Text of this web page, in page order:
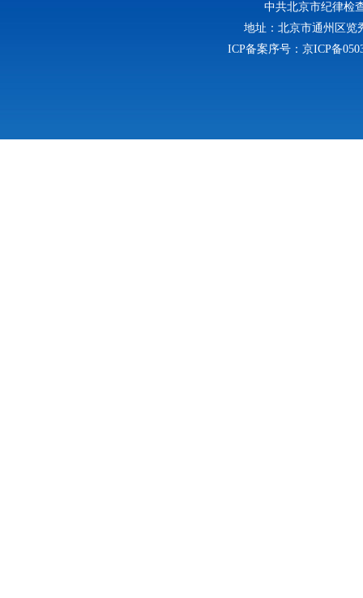
中共北京市纪律检
地址：北京市通州区览
ICP备案序号：京ICP备